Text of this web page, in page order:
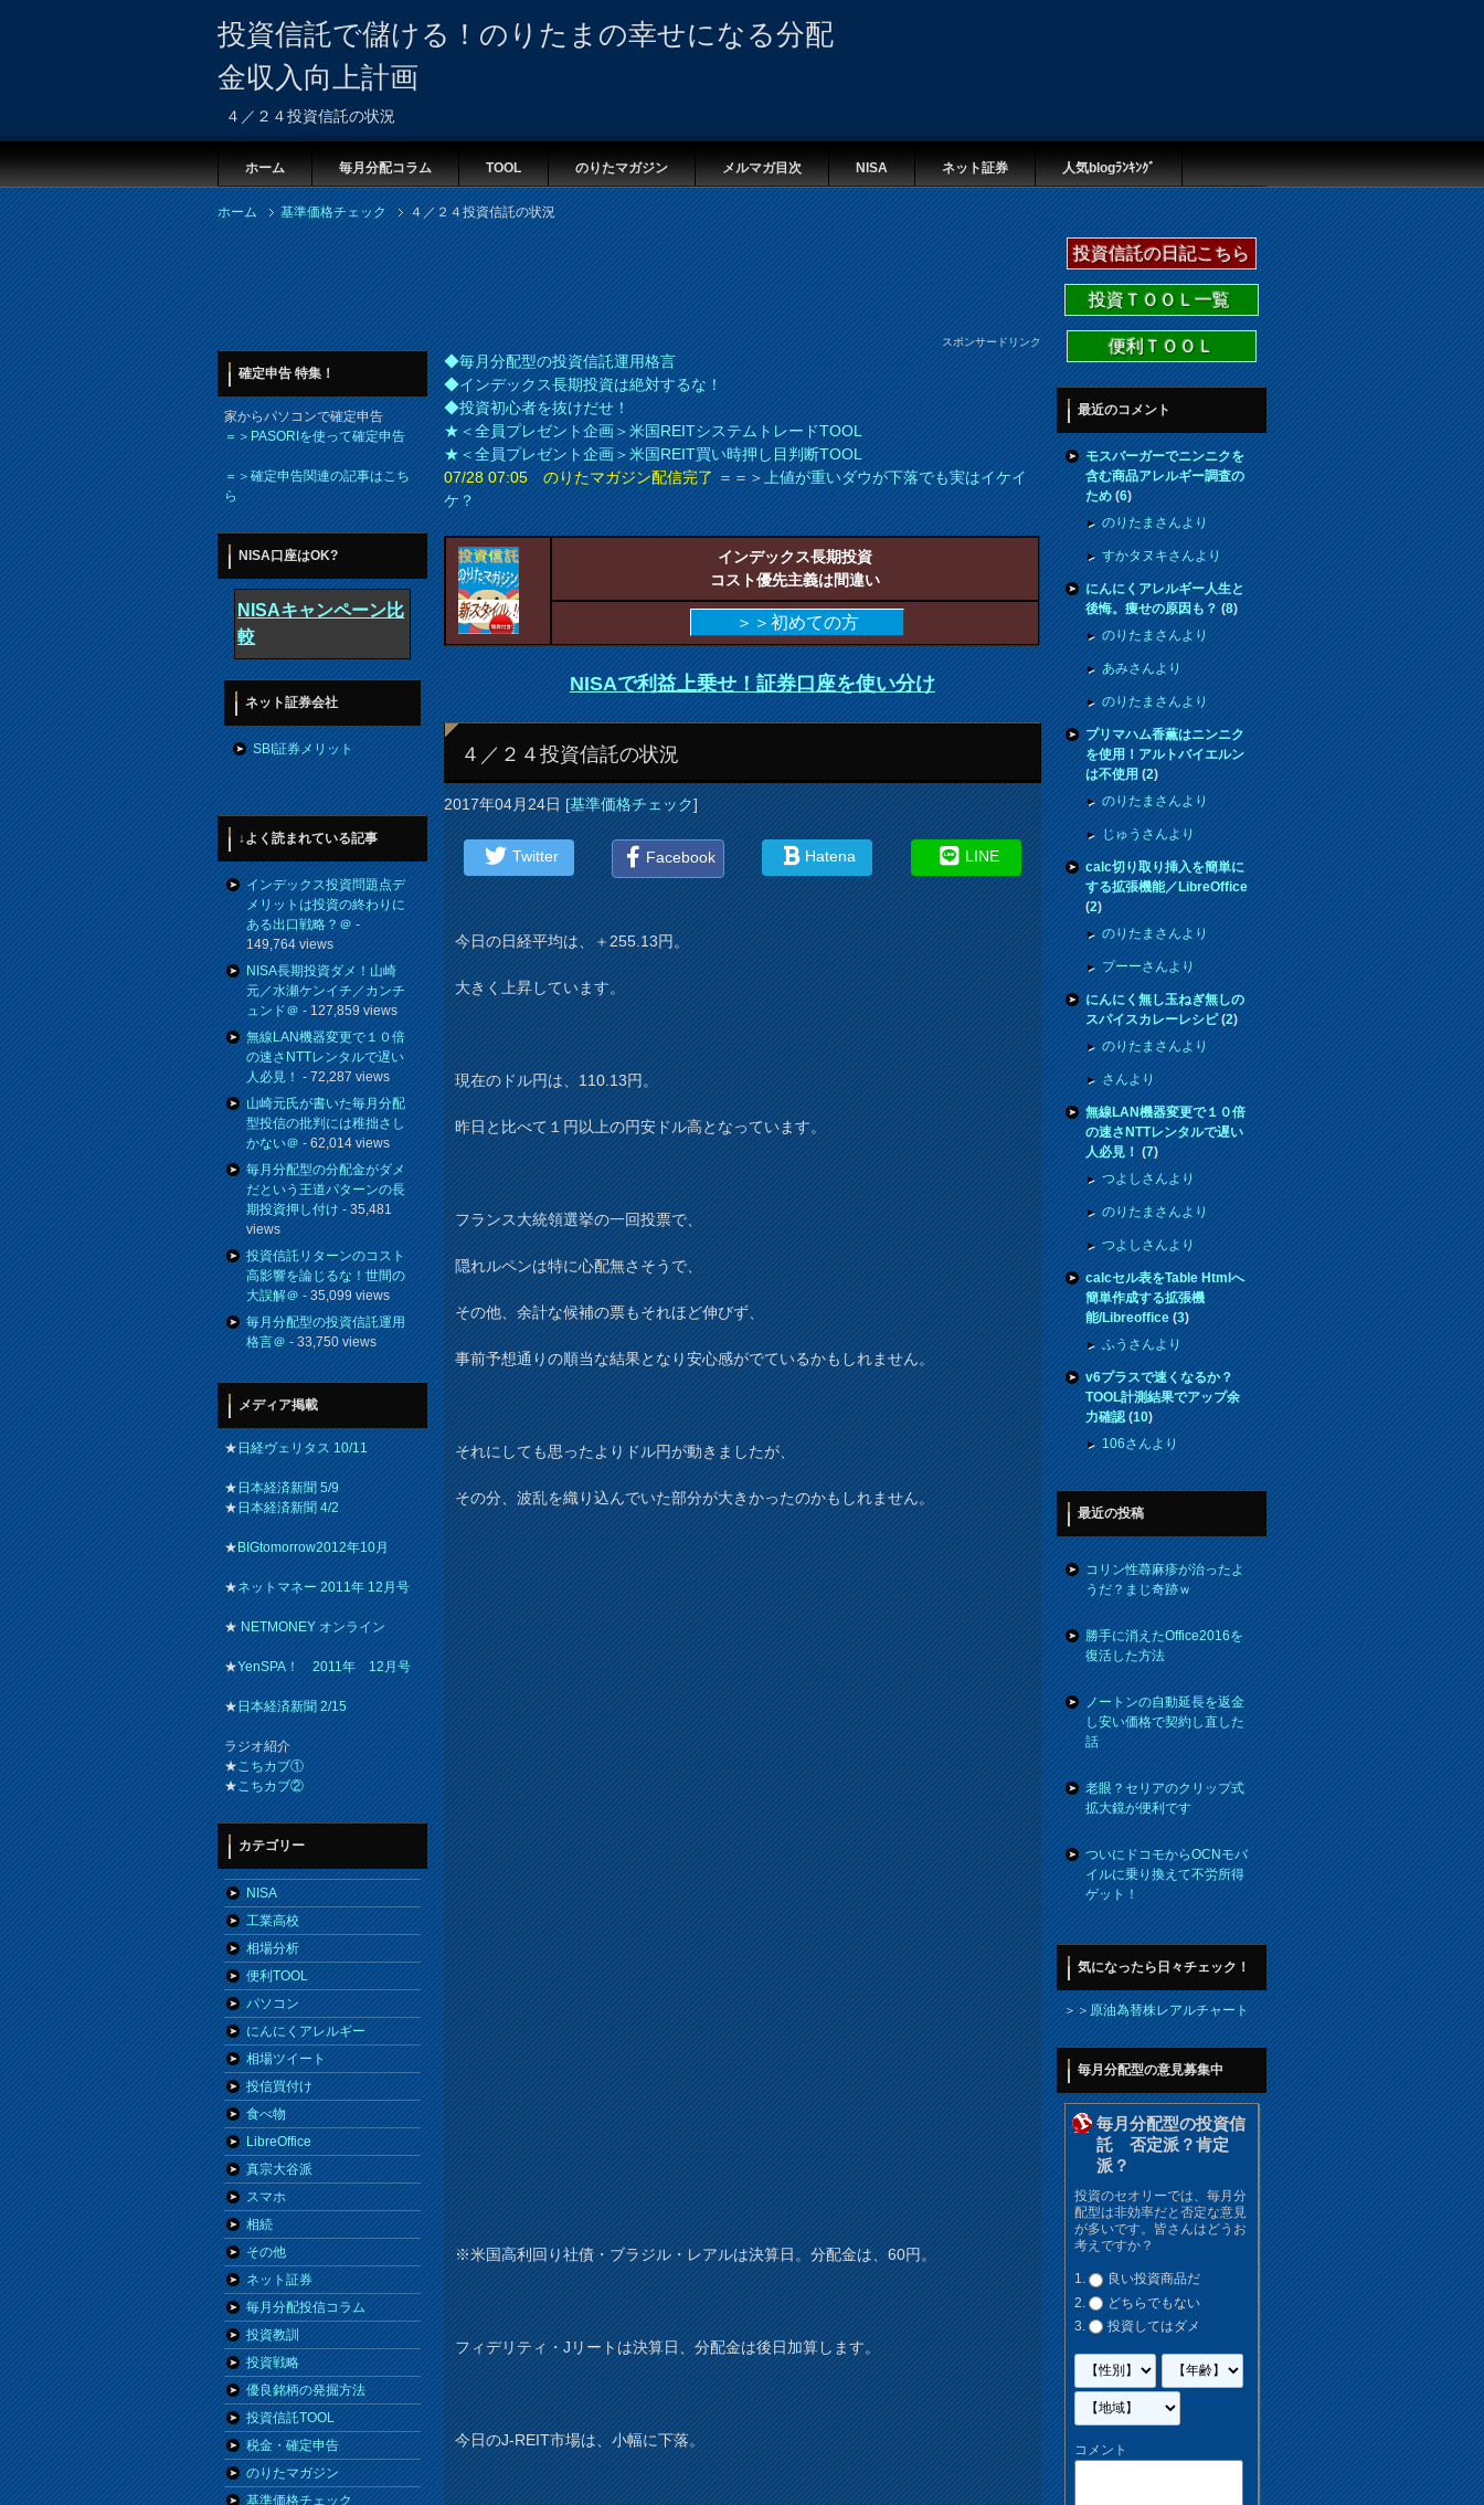
投資信託で儲ける！のりたまの幸せになる分配
金収入向上計画
４／２４投資信託の状況
ホーム 毎月分配コラム TOOL のりたマガジン メルマガ目次 NISA ネット証券 人気blogﾗﾝｷﾝｸﾞ
ホーム 基準価格チェック ４／２４投資信託の状況
スポンサードリンク
◆毎月分配型の投資信託運用格言
◆インデックス長期投資は絶対するな！
◆投資初心者を抜けだせ！
★＜全員プレゼント企画＞米国REITシステムトレードTOOL
★＜全員プレゼント企画＞米国REIT買い時押し目判断TOOL
07/28 07:05 のりたマガジン配信完了＝＝＞上値が重いダウが下落でも実はイケイ
ケ？
インデックス長期投資
コスト優先主義は間違い
＞＞初めての方
NISAで利益上乗せ！証券口座を使い分け
４／２４投資信託の状況
2017年04月24日[基準価格チェック]
Twitter Facebook Hatena LINE
今日の日経平均は、＋255.13円。
大きく上昇しています。
現在のドル円は、110.13円。
昨日と比べて１円以上の円安ドル高となっています。
フランス大統領選挙の一回投票で、
隠れルペンは特に心配無さそうで、
その他、余計な候補の票もそれほど伸びず、
事前予想通りの順当な結果となり安心感がでているかもしれません。
それにしても思ったよりドル円が動きましたが、
その分、波乱を織り込んでいた部分が大きかったのかもしれません。
※米国高利回り社債・ブラジル・レアルは決算日。分配金は、60円。
フィデリティ・Jリートは決算日、分配金は後日加算します。
今日のJ-REIT市場は、小幅に下落。
確定申告 特集！
家からパソコンで確定申告
＝＞PASORIを使って確定申告
＝＞確定申告関連の記事はこち
ら
NISA口座はOK?
NISAキャンペーン比
較
ネット証券会社
SBI証券メリット
↓よく読まれている記事
インデックス投資問題点デ
メリットは投資の終わりに
ある出口戦略？＠-
149,764 views
NISA長期投資ダメ！山崎
元／水瀬ケンイチ／カンチ
ュンド＠- 127,859 views
無線LAN機器変更で１０倍
の速さNTTレンタルで遅い
人必見！- 72,287 views
山崎元氏が書いた毎月分配
型投信の批判には稚拙さし
かない＠- 62,014 views
毎月分配型の分配金がダメ
だという王道パターンの長
期投資押し付け- 35,481
views
投資信託リターンのコスト
高影響を論じるな！世間の
大誤解＠- 35,099 views
毎月分配型の投資信託運用
格言＠- 33,750 views
メディア掲載
★日経ヴェリタス 10/11
★日本経済新聞 5/9
★日本経済新聞 4/2
★BIGtomorrow2012年10月
★ネットマネー 2011年 12月号
★NETMONEY オンライン
★YenSPA！ 2011年 12月号
★日本経済新聞 2/15
ラジオ紹介
★こちカブ①
★こちカブ②
カテゴリー
NISA
工業高校
相場分析
便利TOOL
パソコン
にんにくアレルギー
相場ツイート
投信買付け
食べ物
LibreOffice
真宗大谷派
スマホ
相続
その他
ネット証券
毎月分配投信コラム
投資教訓
投資戦略
優良銘柄の発掘方法
投資信託TOOL
税金・確定申告
のりたマガジン
基準価格チェック
投資信託の日記こちら
投資ＴＯＯＬ一覧
便利ＴＯＯＬ
最近のコメント
モスバーガーでニンニクを
含む商品アレルギー調査の
ため(6)
のりたまさんより
すかタヌキさんより
にんにくアレルギー人生と
後悔。痩せの原因も？(8)
のりたまさんより
あみさんより
のりたまさんより
プリマハム香薫はニンニク
を使用！アルトバイエルン
は不使用(2)
のりたまさんより
じゅうさんより
calc切り取り挿入を簡単に
する拡張機能／LibreOffice
(2)
のりたまさんより
プーーさんより
にんにく無し玉ねぎ無しの
スパイスカレーレシピ(2)
のりたまさんより
さんより
無線LAN機器変更で１０倍
の速さNTTレンタルで遅い
人必見！(7)
つよしさんより
のりたまさんより
つよしさんより
calcセル表をTable Htmlへ
簡単作成する拡張機
能/Libreoffice(3)
ふうさんより
v6プラスで速くなるか？
TOOL計測結果でアップ余
力確認(10)
106さんより
最近の投稿
コリン性蕁麻疹が治ったよ
うだ？まじ奇跡ｗ
勝手に消えたOffice2016を
復活した方法
ノートンの自動延長を返金
し安い価格で契約し直した
話
老眼？セリアのクリップ式
拡大鏡が便利です
ついにドコモからOCNモバ
イルに乗り換えて不労所得
ゲット！
気になったら日々チェック！
＞＞原油為替株レアルチャート
毎月分配型の意見募集中
毎月分配型の投資信
託 否定派？肯定
派？
投資のセオリーでは、毎月分
配型は非効率だと否定な意見
が多いです。皆さんはどうお
考えですか？
良い投資商品だ
どちらでもない
投資してはダメ
コメント